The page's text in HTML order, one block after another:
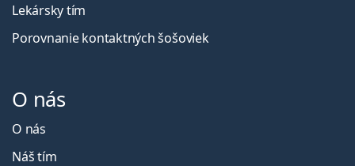
Lekársky tím
Porovnanie kontaktných šošoviek
O nás
O nás
Náš tím